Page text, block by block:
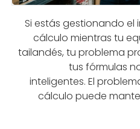
Si estás gestionando
cálculo mientras tu
tailandés, tu problema
tus fórmulas
inteligentes. El
cálculo puede